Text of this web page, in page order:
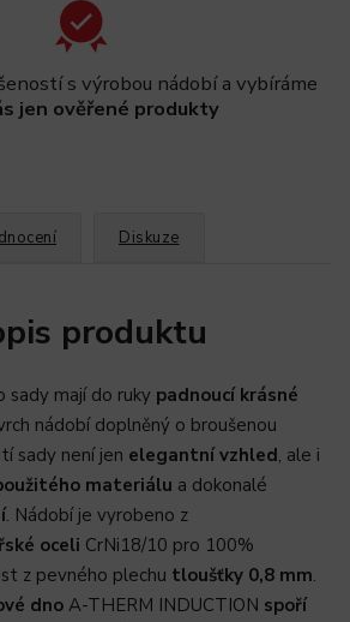
s výrobou nádobí a vybíráme
jen ověřené produkty
Diskuze
produktu
sady mají do ruky padnoucí krásné
nádobí doplněný o broušenou
sady není jen elegantní vzhled, ale i
materiálu a dokonalé
. Nádobí je vyrobeno z
oceli CrNi18/10 pro 100%
z pevného plechu tloušťky 0,8 mm.
dno A-THERM INDUCTION spoří